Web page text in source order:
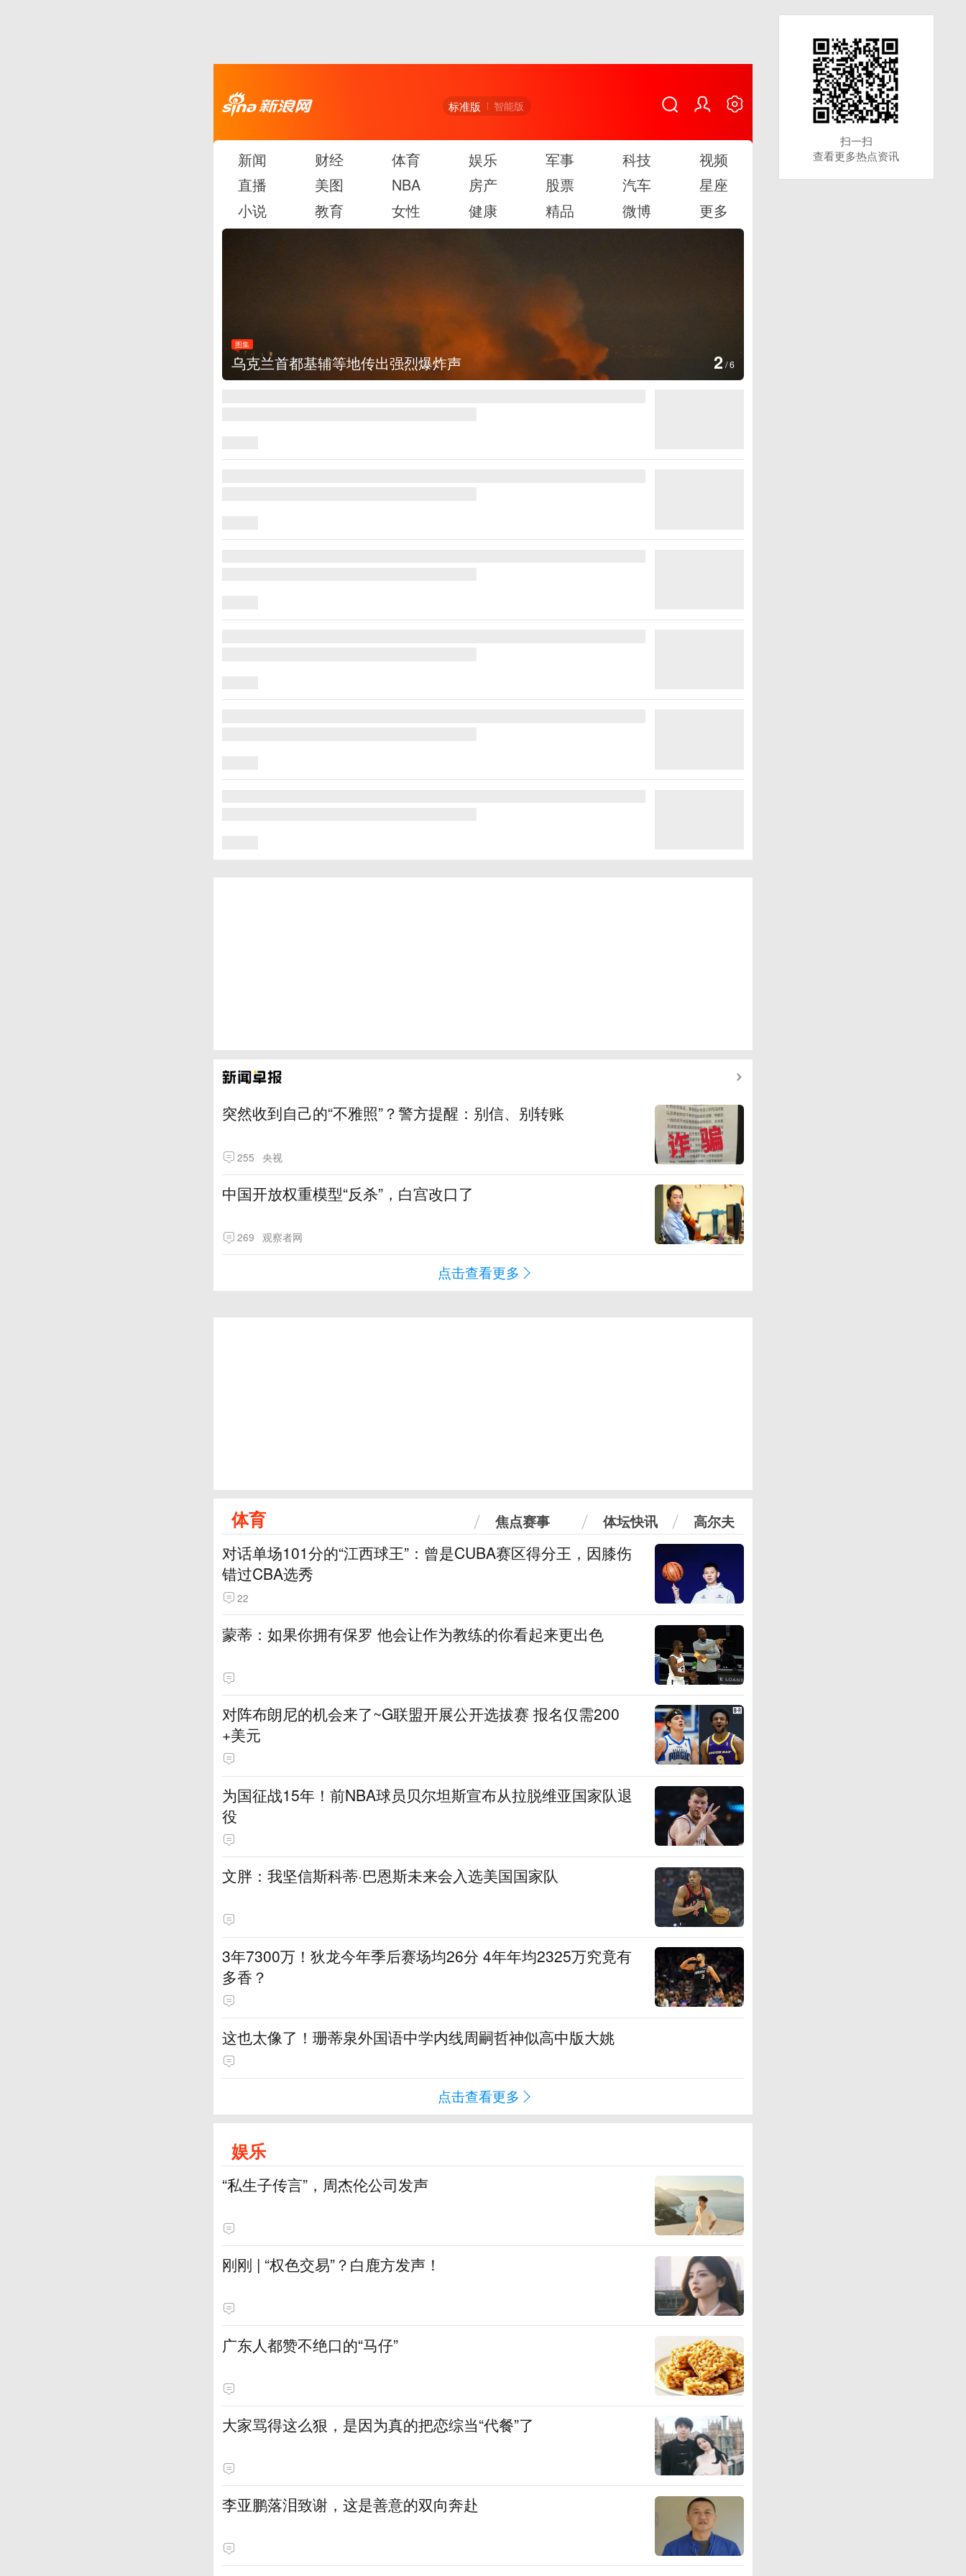
标准版 智能版
新闻 财经 体育 娱乐 军事 科技
视频
直播
美图 NBA 房产 股票 汽车
星座
小说
教育 女性 健康 精品 微博 更多
图集
乌克兰首都基辅等地传出强烈爆炸声 2 /6
突然收到自己的“不雅照”？警方提醒：别信、别转账
255 央视
中国开放权重模型“反杀”，白宫改口了
269 观察者网
点击查看更多
体育 焦点赛事 体坛快讯 高尔夫
对话单场101分的“江西球王”：曾是CUBA赛区得分王，因膝伤
错过CBA选秀
22
蒙蒂：如果你拥有保罗 他会让作为教练的你看起来更出色
对阵布朗尼的机会来了~G联盟开展公开选拔赛 报名仅需200
+美元
为国征战15年！前NBA球员贝尔坦斯宣布从拉脱维亚国家队退
役
文胖：我坚信斯科蒂·巴恩斯未来会入选美国国家队
3年7300万！狄龙今年季后赛场均26分 4年年均2325万究竟有
多香？
这也太像了！珊蒂泉外国语中学内线周嗣哲神似高中版大姚
点击查看更多
娱乐
“私生子传言”，周杰伦公司发声
刚刚 | “权色交易”？白鹿方发声！
广东人都赞不绝口的“马仔”
大家骂得这么狠，是因为真的把恋综当“代餐”了
李亚鹏落泪致谢，这是善意的双向奔赴
扫一扫
查看更多热点资讯
扫一扫
查看更多热点资讯